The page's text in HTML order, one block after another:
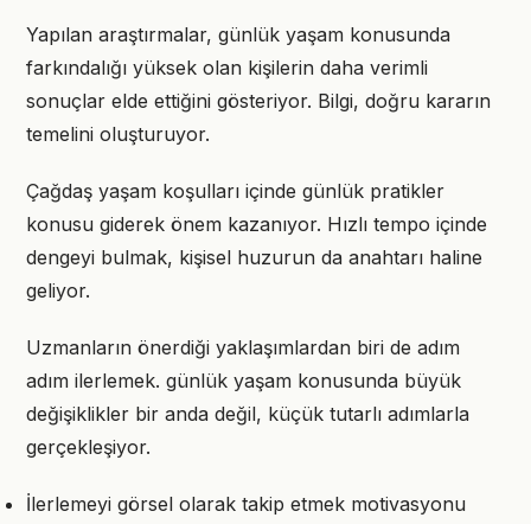
Yapılan araştırmalar, günlük yaşam konusunda
farkındalığı yüksek olan kişilerin daha verimli
sonuçlar elde ettiğini gösteriyor. Bilgi, doğru kararın
temelini oluşturuyor.
Çağdaş yaşam koşulları içinde günlük pratikler
konusu giderek önem kazanıyor. Hızlı tempo içinde
dengeyi bulmak, kişisel huzurun da anahtarı haline
geliyor.
Uzmanların önerdiği yaklaşımlardan biri de adım
adım ilerlemek. günlük yaşam konusunda büyük
değişiklikler bir anda değil, küçük tutarlı adımlarla
gerçekleşiyor.
İlerlemeyi görsel olarak takip etmek motivasyonu